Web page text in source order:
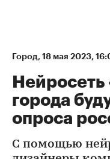
Город⁠, 18 мая 2023,
Нейросеть
города
опроса
С помощью